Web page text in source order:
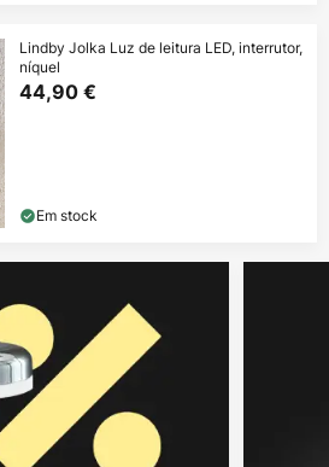
Lindby Jolka Luz de leitura LED, interrutor,
níquel
44,90 €
Em stock